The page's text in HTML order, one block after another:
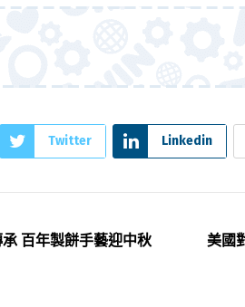
Twitter Linkedin
百年製餅手藝迎中秋
美國